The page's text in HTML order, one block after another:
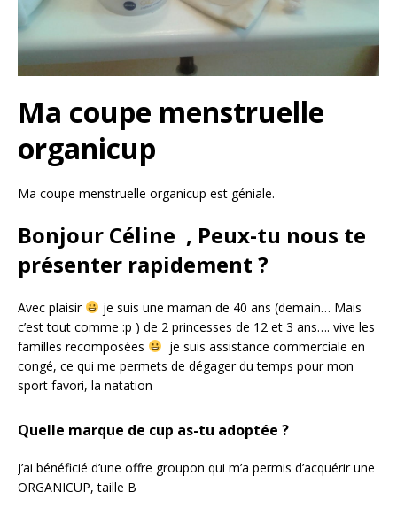
Ma coupe menstruelle
organicup
Ma coupe menstruelle organicup est géniale.
Bonjour Céline , Peux-tu nous te
présenter rapidement ?
Avec plaisir
je suis une maman de 40 ans (demain… Mais
c’est tout comme :p ) de 2 princesses de 12 et 3 ans…. vive les
familles recomposées
je suis assistance commerciale en
congé, ce qui me permets de dégager du temps pour mon
sport favori, la natation
Quelle marque de cup as-tu adoptée ?
J’ai bénéficié d’une offre groupon qui m’a permis d’acquérir une
ORGANICUP, taille B